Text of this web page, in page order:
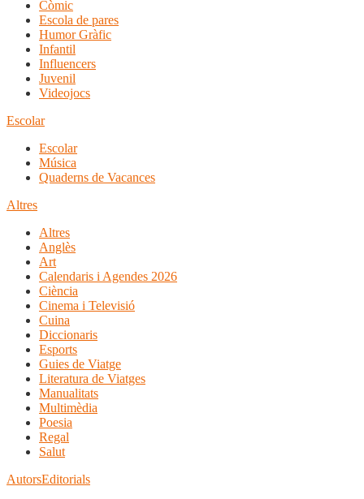
Còmic
Escola de pares
Humor Gràfic
Infantil
Influencers
Juvenil
Videojocs
Escolar
Escolar
Música
Quaderns de Vacances
Altres
Altres
Anglès
Art
Calendaris i Agendes 2026
Ciència
Cinema i Televisió
Cuina
Diccionaris
Esports
Guies de Viatge
Literatura de Viatges
Manualitats
Multimèdia
Poesia
Regal
Salut
AutorsEditorials